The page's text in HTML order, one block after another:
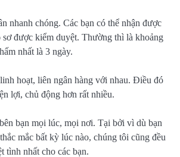
nhanh chóng. Các bạn có thể nhận được
sơ được kiểm duyệt. Thường thì là khoảng
nhất là 3 ngày.
hoạt, liên ngân hàng với nhau. Điều đó
lợi, chủ động hơn rất nhiều.
bạn mọi lúc, mọi nơi. Tại bởi vì dù bạn
mắc bất kỳ lúc nào, chúng tôi cũng đều
tình nhất cho các bạn.